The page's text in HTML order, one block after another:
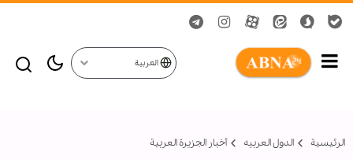
العربية
الرئيسية الدول العربیه أخبار الجزيرة العربية